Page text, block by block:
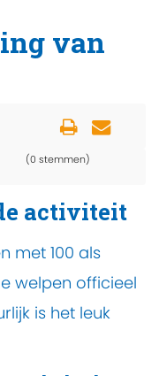
van
(0 stemmen)
activiteit
met 100 als
welpen officieel
is het leuk